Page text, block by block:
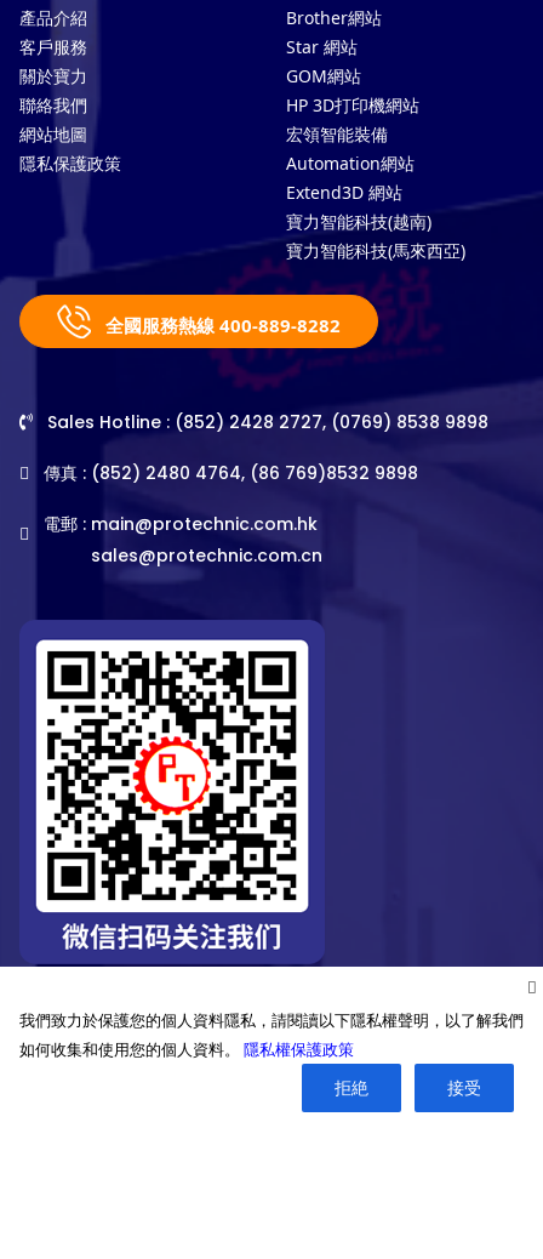
產品介紹
客戶服務
關於寶力
聯絡我們
網站地圖
隱私保護政策
Brother網站
Star 網站
GOM網站
HP 3D打印機網站
宏領智能裝備
Automation網站
Extend3D 網站
寶力智能科技(越南)
寶力智能科技(馬來西亞)
全國服務熱線 400-889-8282
Sales Hotline : (852) 2428 2727, (0769) 8538 9898
傳真 : (852) 2480 4764, (86 769)8532 9898
電郵 : main@protechnic.com.hk
sales@protechnic.com.cn
我們致力於保護您的個人資料隱私，請閱讀以下隱私權聲明，以了解我們
如何收集和使用您的個人資料。 隱私權保護政策
拒絶 接受